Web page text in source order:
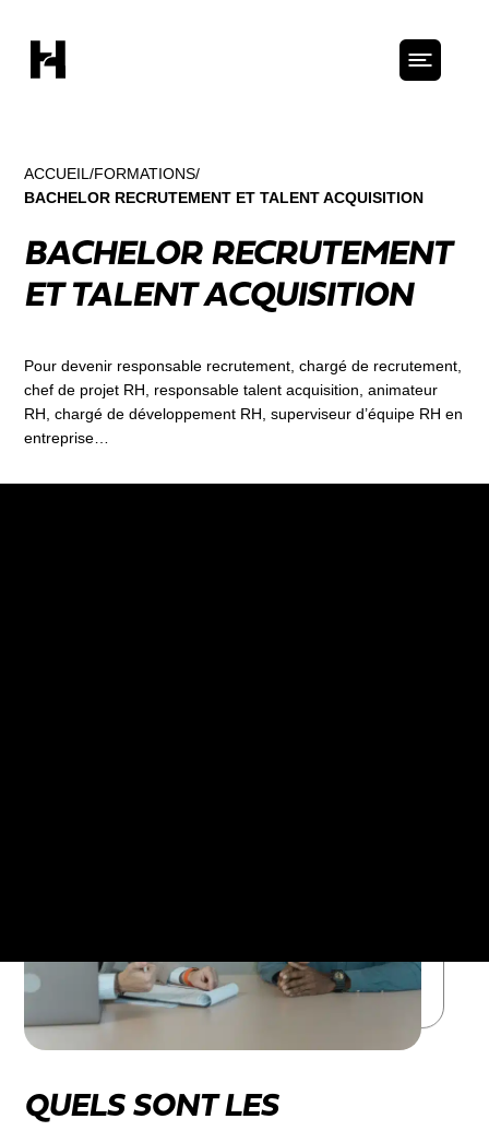
ACCUEIL FORMATIONS
BACHELOR RECRUTEMENT ET TALENT ACQUISITION
BACHELOR RECRUTEMENT
ET TALENT ACQUISITION
Pour devenir responsable recrutement, chargé de recrutement,
chef de projet RH, responsable talent acquisition, animateur
RH, chargé de développement RH, superviseur d’équipe RH en
entreprise…
QUELS SONT LES